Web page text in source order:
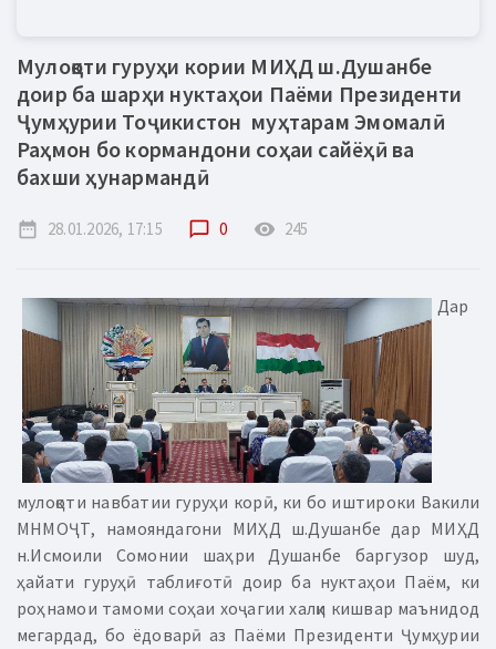
Мулоқоти гуруҳи кории МИҲД ш.Душанбе
доир ба шарҳи нуктаҳои Паёми Президенти
Ҷумҳурии Тоҷикистон муҳтарам Эмомалӣ
Раҳмон бо кормандони соҳаи сайёҳӣ ва
бахши ҳунармандӣ
date_range 28.01.2026, 17:15 chat_bubble_outline 0 remove_red_eye 245
Дар
мулоқоти навбатии гуруҳи корӣ, ки бо иштироки Вакили
МНМОҶТ, намояндагони МИҲД ш.Душанбе дар МИҲД
н.Исмоили Сомонии шаҳри Душанбе баргузор шуд,
ҳайати гуруҳӣ таблиғотӣ доир ба нуктаҳои Паём, ки
роҳнамои тамоми соҳаи хоҷагии халқи кишвар маънидод
мегардад, бо ёдоварӣ аз Паёми Президенти Ҷумҳурии